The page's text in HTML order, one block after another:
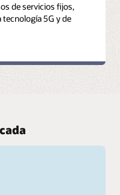
de servicios fijos,
tecnología 5G y de